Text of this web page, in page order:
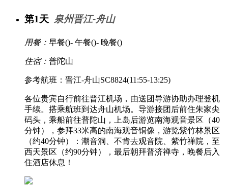
第1天 泉州晋江-舟山
用餐： 早餐()- 午餐()- 晚餐()
住宿： 普陀山
参考航班：晋江-舟山SC8824(11:55-13:25)
各位贵宾自行前往晋江机场，由送团导游协助办理登机
手续。搭乘航班到达舟山机场。导游接团后前住朱家尖
码头，乘船前往普陀山，上岛后游览南海观音景区（40
分钟），参拜33米高的南海观音铜像，游览紫竹林景区
（约40分钟）：潮音洞、不肯去观音院、紫竹禅院，至
西天景区（约90分钟），最后朝拜普济禅寺，晚餐后入
住酒店休息！